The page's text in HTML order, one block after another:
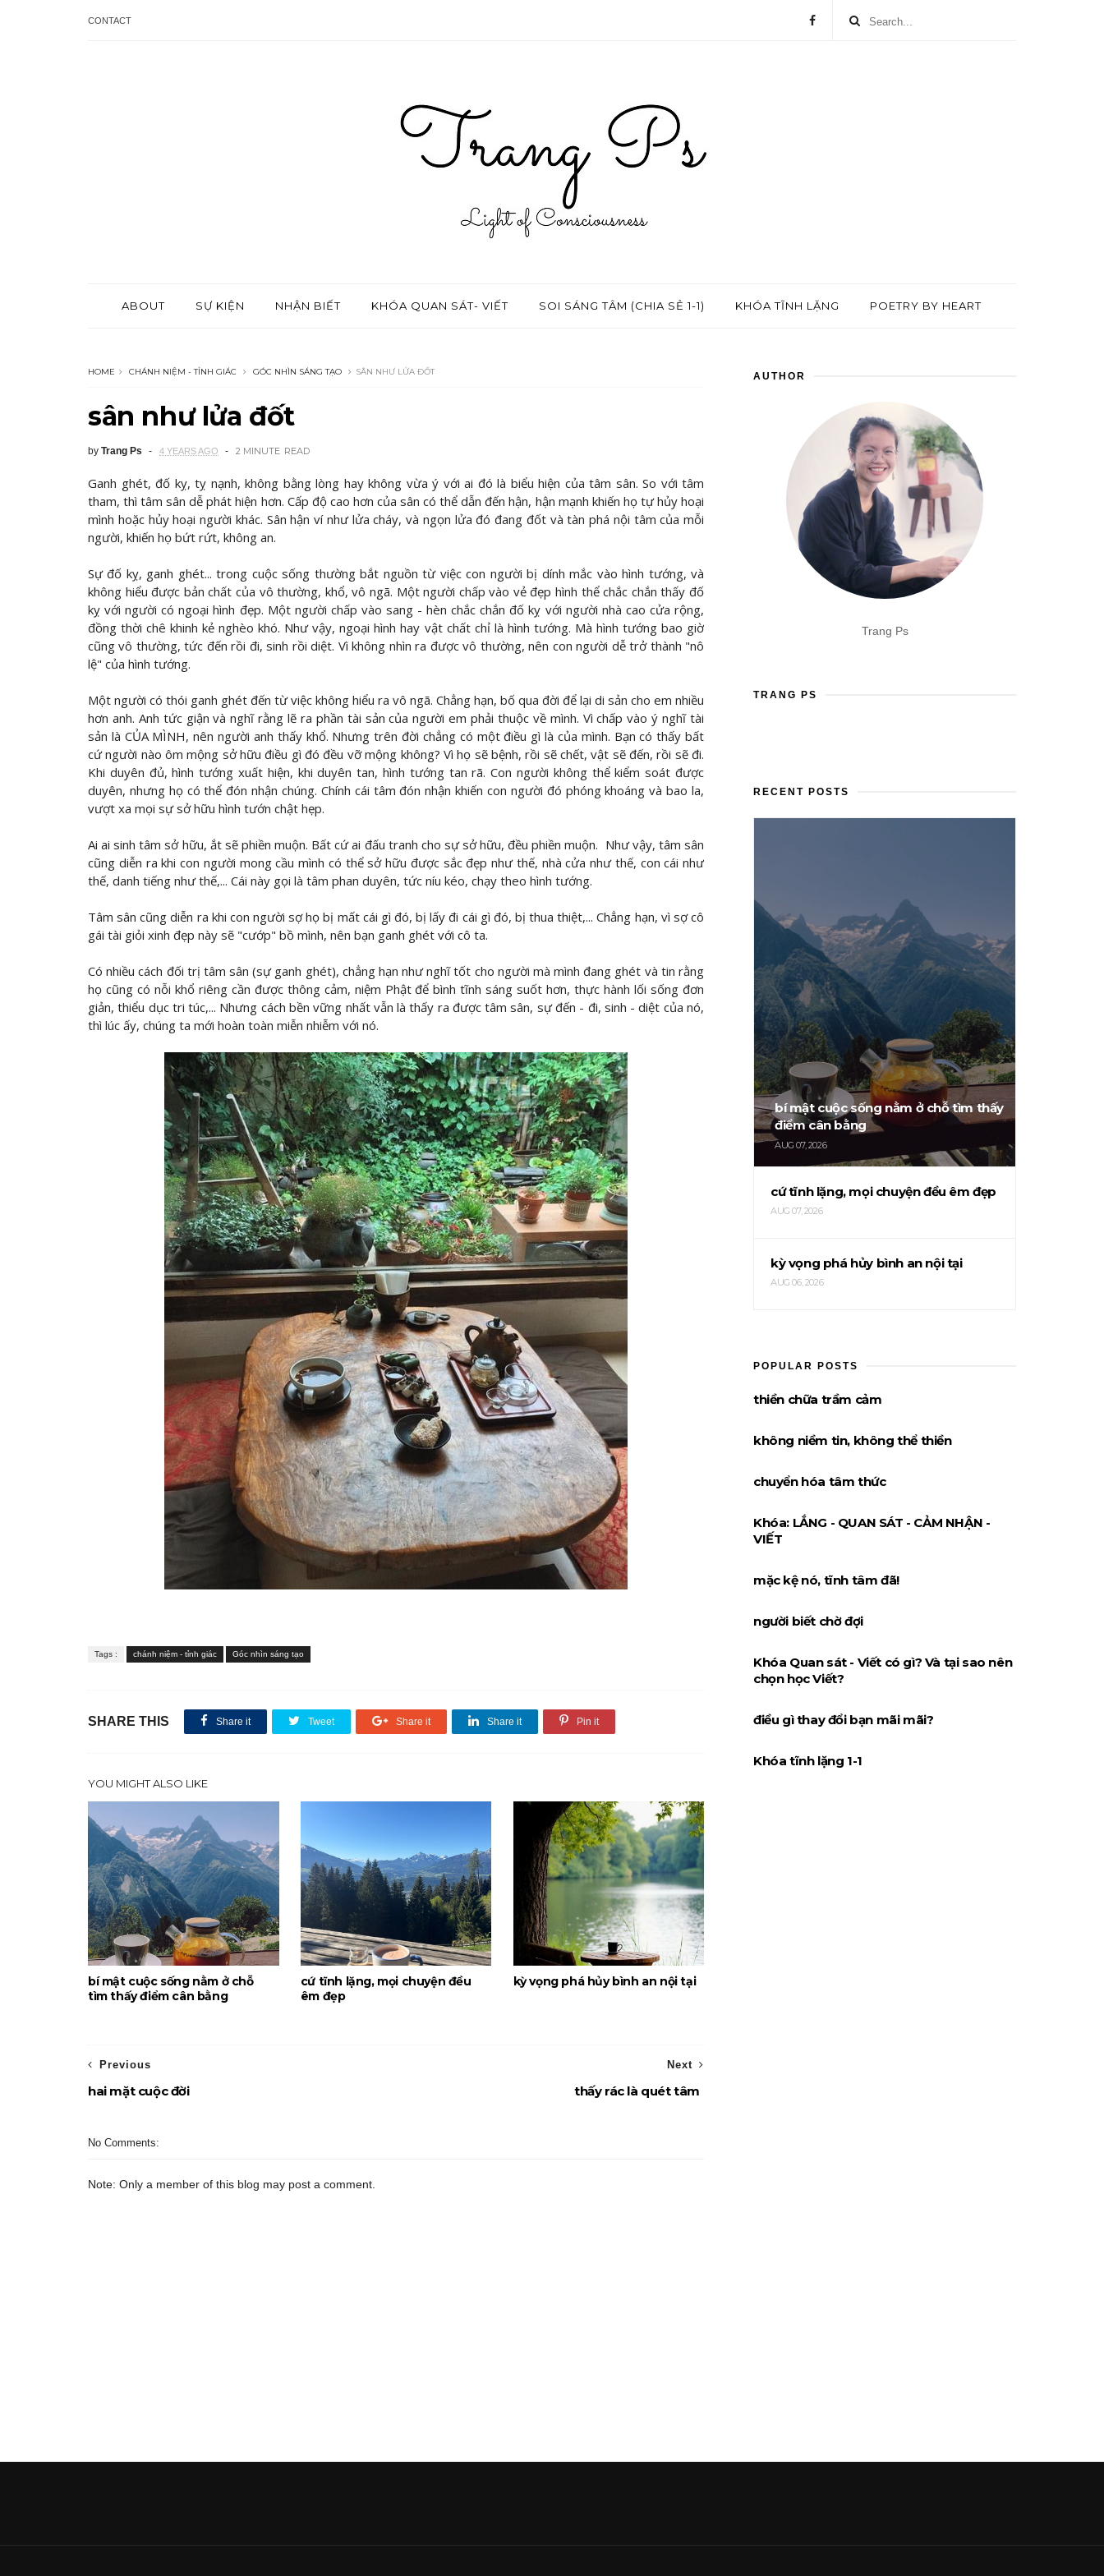
CONTACT
ABOUT SỰ KIỆN NHẬN BIẾT KHÓA QUAN SÁT- VIẾT SOI SÁNG TÂM (CHIA SẺ 1-1) KHÓA TĨNH LẶNG POETRY BY HEART
HOME CHÁNH NIỆM - TỈNH GIÁC GÓC NHÌN SÁNG TẠO SÂN NHƯ LỬA ĐỐT
sân như lửa đốt
by Trang Ps 4 YEARS AGO 2 MINUTE READ
Ganh ghét, đố kỵ, tỵ nạnh, không bằng lòng hay không vừa ý với ai đó là biểu hiện của tâm sân. So với tâm
tham, thì tâm sân dễ phát hiện hơn. Cấp độ cao hơn của sân có thể dẫn đến hận, hận mạnh khiến họ tự hủy hoại
mình hoặc hủy hoại người khác. Sân hận ví như lửa cháy, và ngọn lửa đó đang đốt và tàn phá nội tâm của mỗi
người, khiến họ bứt rứt, không an.
Sự đố kỵ, ganh ghét... trong cuộc sống thường bắt nguồn từ việc con người bị dính mắc vào hình tướng, và
không hiểu được bản chất của vô thường, khổ, vô ngã. Một người chấp vào vẻ đẹp hình thể chắc chắn thấy đố
kỵ với người có ngoại hình đẹp. Một người chấp vào sang - hèn chắc chắn đố kỵ với người nhà cao cửa rộng,
đồng thời chê khinh kẻ nghèo khó. Như vậy, ngoại hình hay vật chất chỉ là hình tướng. Mà hình tướng bao giờ
cũng vô thường, tức đến rồi đi, sinh rồi diệt. Vì không nhìn ra được vô thường, nên con người dễ trở thành "nô
lệ" của hình tướng.
Một người có thói ganh ghét đến từ việc không hiểu ra vô ngã. Chẳng hạn, bố qua đời để lại di sản cho em nhiều
hơn anh. Anh tức giận và nghĩ rằng lẽ ra phần tài sản của người em phải thuộc về mình. Vì chấp vào ý nghĩ tài
sản là CỦA MÌNH, nên người anh thấy khổ. Nhưng trên đời chẳng có một điều gì là của mình. Bạn có thấy bất
cứ người nào ôm mộng sở hữu điều gì đó đều vỡ mộng không? Vì họ sẽ bệnh, rồi sẽ chết, vật sẽ đến, rồi sẽ đi.
Khi duyên đủ, hình tướng xuất hiện, khi duyên tan, hình tướng tan rã. Con người không thể kiểm soát được
duyên, nhưng họ có thể đón nhận chúng. Chính cái tâm đón nhận khiến con người đó phóng khoáng và bao la,
vượt xa mọi sự sở hữu hình tướn chật hẹp.
Ai ai sinh tâm sở hữu, ắt sẽ phiền muộn. Bất cứ ai đấu tranh cho sự sở hữu, đều phiền muộn. Như vậy, tâm sân
cũng diễn ra khi con người mong cầu mình có thể sở hữu được sắc đẹp như thế, nhà cửa như thế, con cái như
thế, danh tiếng như thế,... Cái này gọi là tâm phan duyên, tức níu kéo, chạy theo hình tướng.
Tâm sân cũng diễn ra khi con người sợ họ bị mất cái gì đó, bị lấy đi cái gì đó, bị thua thiệt,... Chẳng hạn, vì sợ cô
gái tài giỏi xinh đẹp này sẽ "cướp" bồ mình, nên bạn ganh ghét với cô ta.
Có nhiều cách đối trị tâm sân (sự ganh ghét), chẳng hạn như nghĩ tốt cho người mà mình đang ghét và tin rằng
họ cũng có nỗi khổ riêng cần được thông cảm, niệm Phật để bình tĩnh sáng suốt hơn, thực hành lối sống đơn
giản, thiểu dục tri túc,... Nhưng cách bền vững nhất vẫn là thấy ra được tâm sân, sự đến - đi, sinh - diệt của nó,
thì lúc ấy, chúng ta mới hoàn toàn miễn nhiễm với nó.
Tags : chánh niệm - tỉnh giác Góc nhìn sáng tạo
SHARE THIS Share it Tweet Share it Share it Pin it
YOU MIGHT ALSO LIKE
bí mật cuộc sống nằm ở chỗ
tìm thấy điểm cân bằng
cứ tĩnh lặng, mọi chuyện đều
êm đẹp
kỳ vọng phá hủy bình an nội tại
Next
thấy rác là quét tâm
Previous
hai mặt cuộc đời
No Comments:
Note: Only a member of this blog may post a comment.
AUTHOR
Trang Ps
TRANG PS
RECENT POSTS
bí mật cuộc sống nằm ở chỗ tìm thấy
điểm cân bằng
AUG 07, 2026
cứ tĩnh lặng, mọi chuyện đều êm đẹp
AUG 07, 2026
kỳ vọng phá hủy bình an nội tại
AUG 06, 2026
POPULAR POSTS
thiền chữa trầm cảm
không niềm tin, không thể thiền
chuyển hóa tâm thức
Khóa: LẮNG - QUAN SÁT - CẢM NHẬN -
VIẾT
mặc kệ nó, tĩnh tâm đã!
người biết chờ đợi
Khóa Quan sát - Viết có gì? Và tại sao nên
chọn học Viết?
điều gì thay đổi bạn mãi mãi?
Khóa tĩnh lặng 1-1